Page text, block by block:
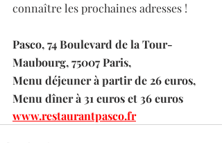
connaître les prochaines adresses !
Pasco, 74 Boulevard de la Tour-
Maubourg, 75007 Paris,
Menu déjeuner à partir de 26 euros,
Menu dîner à 31 euros et 36 euros
www.restaurantpasco.fr